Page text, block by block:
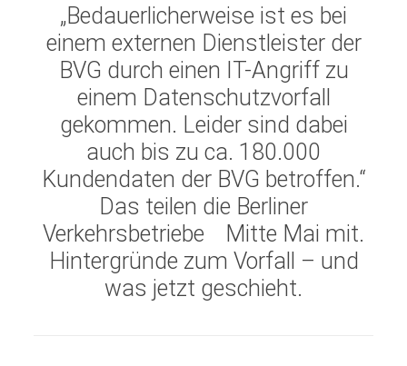
„Bedauerlicherweise ist es bei
einem externen Dienstleister der
BVG durch einen IT-Angriff zu
einem Datenschutzvorfall
gekommen. Leider sind dabei
auch bis zu ca. 180.000
Kundendaten der BVG betroffen.“
Das teilen die Berliner
Verkehrsbetriebe
Mitte Mai mit.
Hintergründe zum Vorfall – und
was jetzt geschieht.